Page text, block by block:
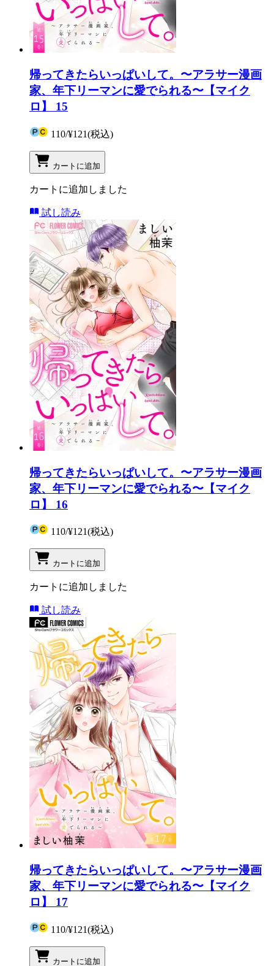
帰ってきたらいっぱいして。〜アラサー漫画
家、年下リーマンに愛でられる〜【マイク
ロ】 15
110/¥121(税込)
カートに追加
カートに追加しました
試し読み
帰ってきたらいっぱいして。〜アラサー漫画
家、年下リーマンに愛でられる〜【マイク
ロ】 16
110/¥121(税込)
カートに追加
カートに追加しました
試し読み
帰ってきたらいっぱいして。〜アラサー漫画
家、年下リーマンに愛でられる〜【マイク
ロ】 17
110/¥121(税込)
カートに追加